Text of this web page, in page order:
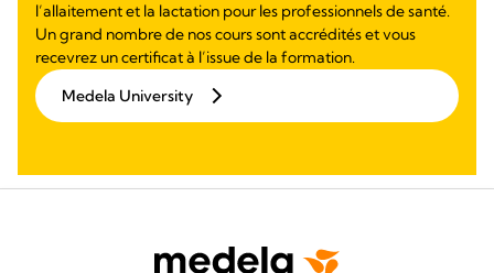
l’allaitement et la lactation pour les professionnels de santé.
Un grand nombre de nos cours sont accrédités et vous
recevrez un certificat à l’issue de la formation.
Medela University